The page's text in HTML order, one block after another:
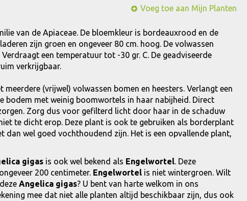
Voeg toe aan Mijn Planten
van de Apiaceae. De bloemkleur is bordeauxrood en de
zijn groen en ongeveer 80 cm. hoog. De volwassen
een temperatuur tot -30 gr. C. De geadviseerde
verkrijgbaar.
(vrijwel) volwassen bomen en heesters. Verlangt een
bodem met weinig boomwortels in haar nabijheid. Direct
Zorg dus voor gefilterd licht door haar in de schaduw
te dicht erop. Deze plant is ook te gebruiken als borderplant
dan wel goed vochthoudend zijn. Het is een opvallende plant,
gigasis ook wel bekend als Engelwortel. Deze
200 centimeter. Engelwortel is niet wintergroen. Wilt
Angelica gigas? U bent van harte welkom in ons
mee dat niet alle planten altijd beschikbaar zijn, dus ook